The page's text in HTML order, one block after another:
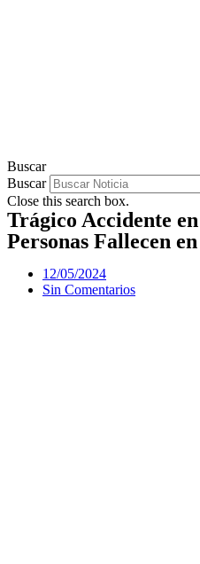
Buscar
Buscar
Close this search box.
Trágico Accidente
Personas Fallecen
12/05/2024
Sin Comentarios